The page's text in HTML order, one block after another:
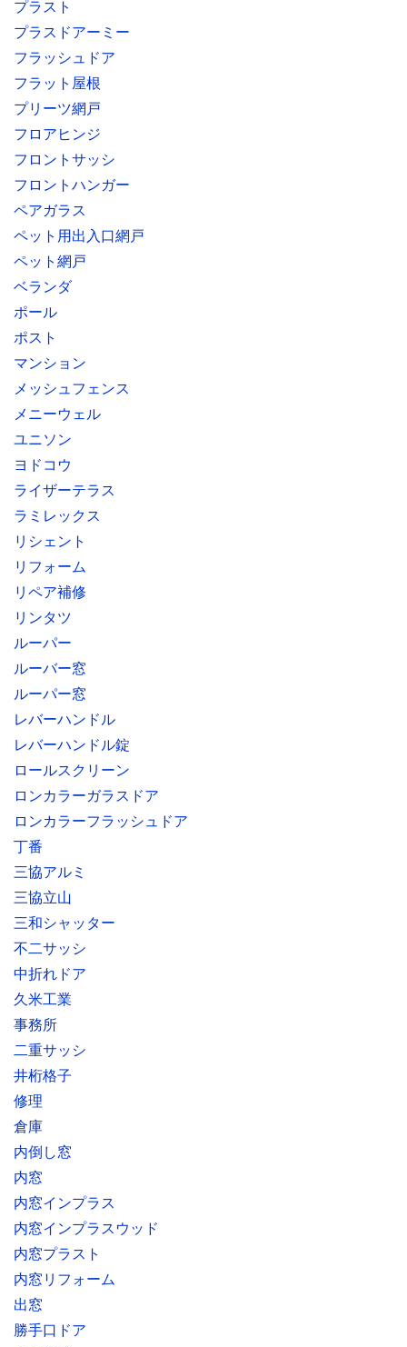
プラスト
プラスドアーミー
フラッシュドア
フラット屋根
プリーツ網戸
フロアヒンジ
フロントサッシ
フロントハンガー
ペアガラス
ペット用出入口網戸
ペット網戸
ベランダ
ポール
ポスト
マンション
メッシュフェンス
メニーウェル
ユニソン
ヨドコウ
ライザーテラス
ラミレックス
リシェント
リフォーム
リペア補修
リンタツ
ルーパー
ルーバー窓
ルーパー窓
レバーハンドル
レバーハンドル錠
ロールスクリーン
ロンカラーガラスドア
ロンカラーフラッシュドア
丁番
三協アルミ
三協立山
三和シャッター
不二サッシ
中折れドア
久米工業
事務所
二重サッシ
井桁格子
修理
倉庫
内倒し窓
内窓
内窓インプラス
内窓インプラスウッド
内窓プラスト
内窓リフォーム
出窓
勝手口ドア